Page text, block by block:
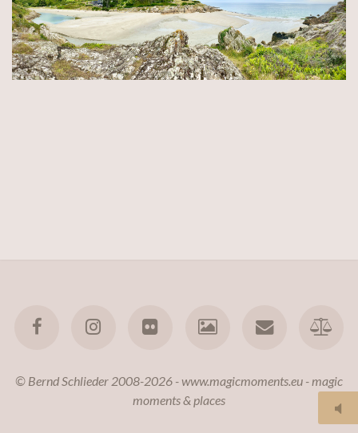
© Bernd Schlieder 2008-2026 - www.magicmoments.eu - magic
moments & places